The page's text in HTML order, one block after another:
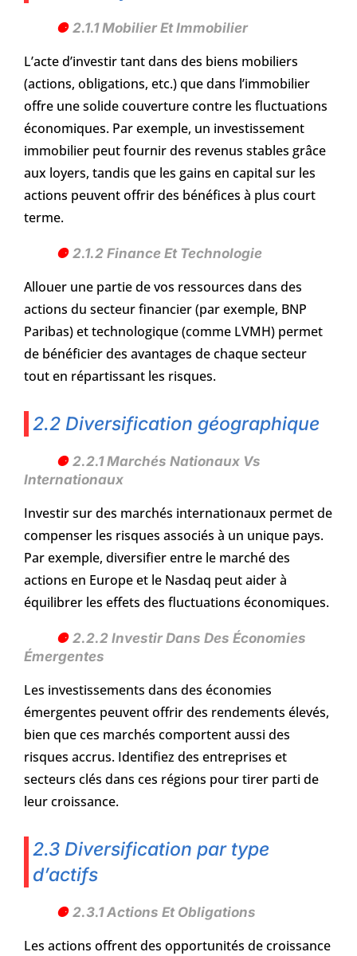
2.1.1 Mobilier Et Immobilier
L’acte d’investir tant dans des biens mobiliers
(actions, obligations, etc.) que dans l’immobilier
offre une solide couverture contre les fluctuations
économiques. Par exemple, un investissement
immobilier peut fournir des revenus stables grâce
aux loyers, tandis que les gains en capital sur les
actions peuvent offrir des bénéfices à plus court
terme.
2.1.2 Finance Et Technologie
Allouer une partie de vos ressources dans des
actions du secteur financier (par exemple, BNP
Paribas) et technologique (comme LVMH) permet
de bénéficier des avantages de chaque secteur
tout en répartissant les risques.
2.2 Diversification géographique
2.2.1 Marchés Nationaux Vs
Internationaux
Investir sur des marchés internationaux permet de
compenser les risques associés à un unique pays.
Par exemple, diversifier entre le marché des
actions en Europe et le Nasdaq peut aider à
équilibrer les effets des fluctuations économiques.
2.2.2 Investir Dans Des Économies
Émergentes
Les investissements dans des économies
émergentes peuvent offrir des rendements élevés,
bien que ces marchés comportent aussi des
risques accrus. Identifiez des entreprises et
secteurs clés dans ces régions pour tirer parti de
leur croissance.
2.3 Diversification par type
d’actifs
2.3.1 Actions Et Obligations
Les actions offrent des opportunités de croissance